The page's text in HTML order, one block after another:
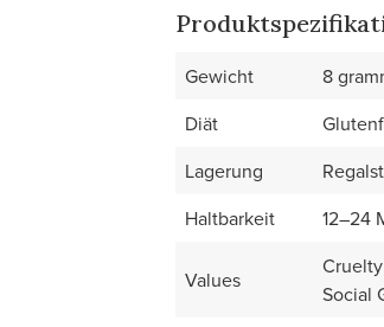
Gewicht
8
Diät
Lagerung
Haltbarkeit
12–24
Values
Social